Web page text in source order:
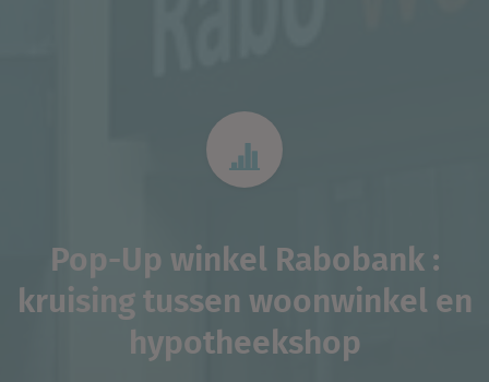
Pop-Up winkel Rabobank :
kruising tussen woonwinkel en
hypotheekshop